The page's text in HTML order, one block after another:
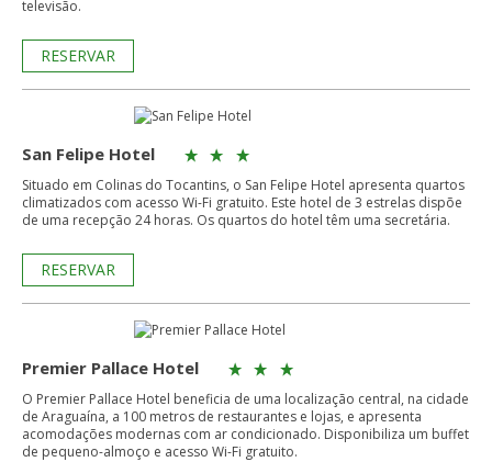
televisão.
RESERVAR
San Felipe Hotel
Situado em Colinas do Tocantins, o San Felipe Hotel apresenta quartos
climatizados com acesso Wi-Fi gratuito. Este hotel de 3 estrelas dispõe
de uma recepção 24 horas. Os quartos do hotel têm uma secretária.
RESERVAR
Premier Pallace Hotel
O Premier Pallace Hotel beneficia de uma localização central, na cidade
de Araguaína, a 100 metros de restaurantes e lojas, e apresenta
acomodações modernas com ar condicionado. Disponibiliza um buffet
de pequeno-almoço e acesso Wi-Fi gratuito.